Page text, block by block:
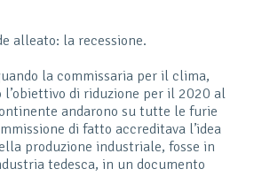
alleato: la recessione.
la commissaria per il clima,
l’obiettivo di riduzione per il 2020 al
andarono su tutte le furie
di fatto accreditava l’idea
produzione industriale, fosse in
tedesca, in un documento